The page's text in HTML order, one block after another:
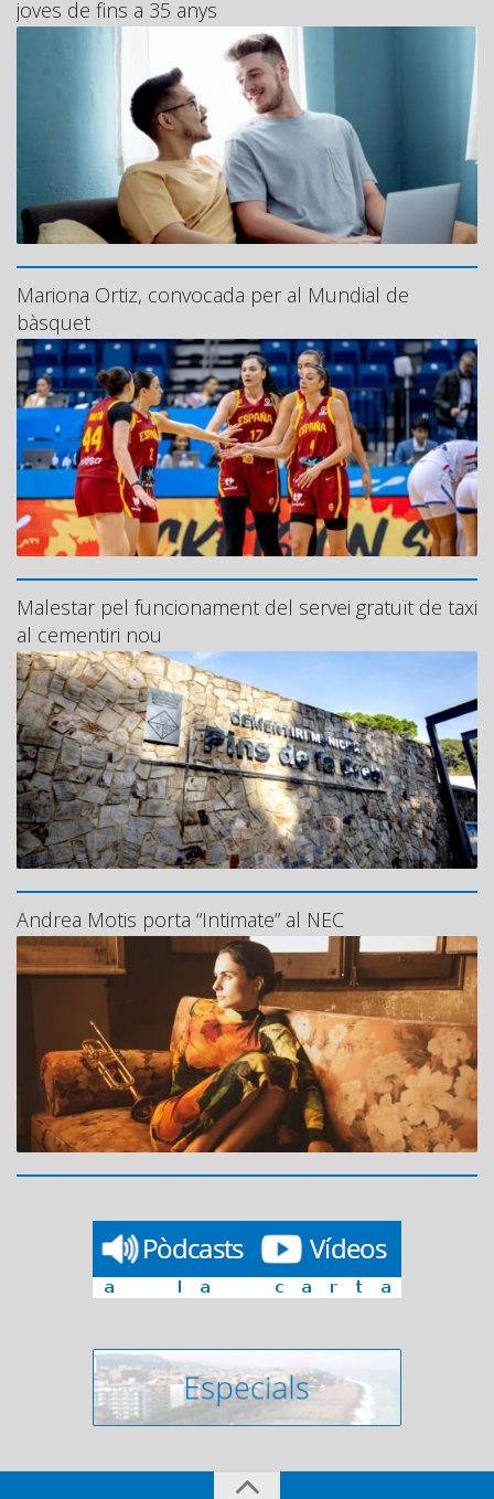
joves de fins a 35 anys
Mariona Ortiz, convocada per al Mundial de
bàsquet
Malestar pel funcionament del servei gratuït de taxi
al cementiri nou
Andrea Motis porta “Intimate” al NEC